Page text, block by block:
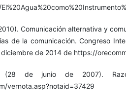
Comunicación alternativa y
de la comunicación. Congreso
diciembre de 2014 de https://
(28 de junio de 2007).
vernota.asp?notaid=37429